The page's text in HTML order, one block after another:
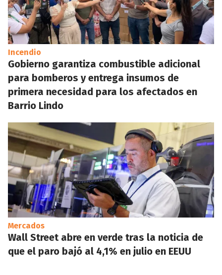
Incendio
Gobierno garantiza combustible adicional
para bomberos y entrega insumos de
primera necesidad para los afectados en
Barrio Lindo
Mercados
Wall Street abre en verde tras la noticia de
que el paro bajó al 4,1% en julio en EEUU